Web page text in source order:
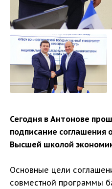
Сегодня в Антонове
подписание соглашения
Высшей школой
Основные цели
совместной программы